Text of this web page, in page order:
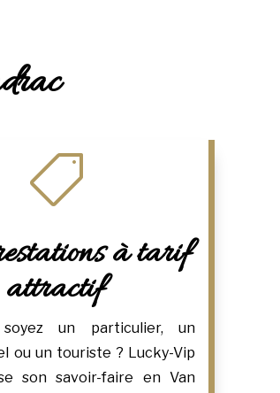

à tarif
attractif
un particulier, un
ou un touriste ? Lucky-Vip
son savoir-faire en Van